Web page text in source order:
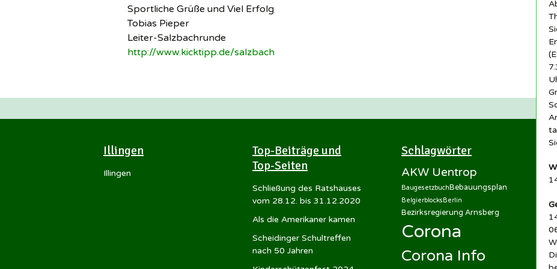
Sportliche Grüße und Viel Erfolg
Tobias Pieper
Leiter-Salzbachrunde
http://www.kicktipp.de/salzbach
Illingen
Illingen
Top-Beiträge und
Top-Seiten
Schließung des Ratshauses
vom 28.12. bis 31.12.2020
Als die Amerikaner kamen
Scheidinger Schultreffen
nach 50 Jahren
Schlagwörter
AKW Uentrop
BaugesetzbuchBebauungsplan
BelgierblocksBerlin
Bezirksregierung Arnsberg
Corona
Corona Info